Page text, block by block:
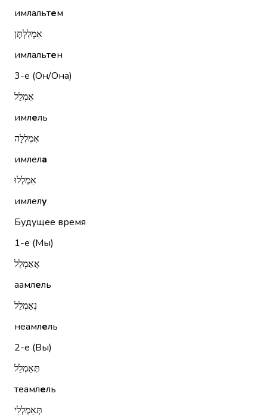
имлальтем
אִמְלַלְתֶּן
имлальтен
3-е (Он/Она)
אִמְלֵל
имлель
אִמְלְלָה
имлела
אִמְלְלוּ
имлелу
Будущее время
1-е (Мы)
אֲאַמְלֵל
аамлель
נְאַמְלֵל
неамлель
2-е (Вы)
תְּאַמְלֵל
теамлель
תְּאַמְלְלִי